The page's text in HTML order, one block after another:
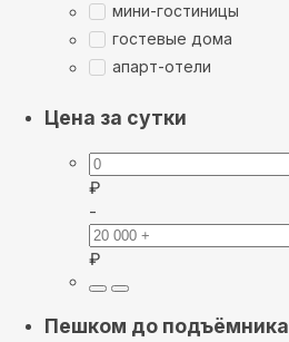
мини-гостиницы
гостевые дома
апарт-отели
Цена за сутки
₽
-
₽
Пешком до подъёмника